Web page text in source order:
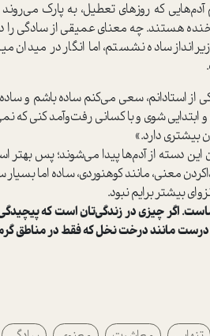
آدم‌هایی که روزهای تعطیل، به پارک
هستند‌. چه معنای عمیقی از سادگی را درک
ساده نشستم، اما انگار در میدان
یکی از ا‌ستادانم، سعی می‌کنم ساده باشم و
شوی و با کسانی رفت‌وآمد کنی که
بیشتری دارد.»
این دسته از آدم‌ها پیدا می‌شوند؛ پس
معنی، مانند کوهنوردی، ساده اما
بیشتر برایم نبود.
اگر چیزی در زندگی‌تان ا‌ست که
مانند درخت نخل که فقط در مناطق